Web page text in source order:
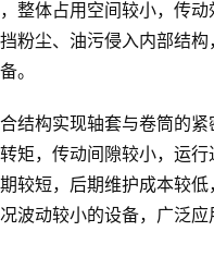
整体占用空间较小，传
粉尘、油污侵入内部结
。
结构实现轴套与卷筒的
矩，传动间隙较小，运
较短，后期维护成本较
波动较小的设备，广泛